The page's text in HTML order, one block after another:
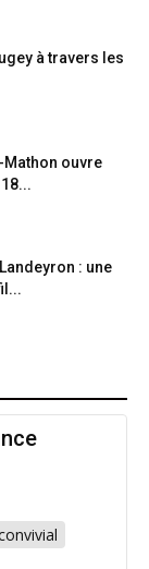
à travers les
Mathon ouvre
: une